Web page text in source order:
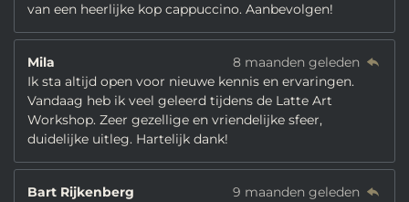
van een heerlijke kop cappuccino. Aanbevolgen!
Mila
8 maanden geleden
Ik sta altijd open voor nieuwe kennis en ervaringen.
Vandaag heb ik veel geleerd tijdens de Latte Art
Workshop. Zeer gezellige en vriendelijke sfeer,
duidelijke uitleg. Hartelijk dank!
Bart Rijkenberg
9 maanden geleden